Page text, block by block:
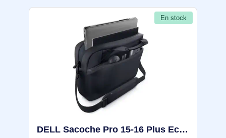
En stock
DELL Sacoche Pro 15-16 Plus EcoLoop Slim - CC5624S - DELL-CC5624S